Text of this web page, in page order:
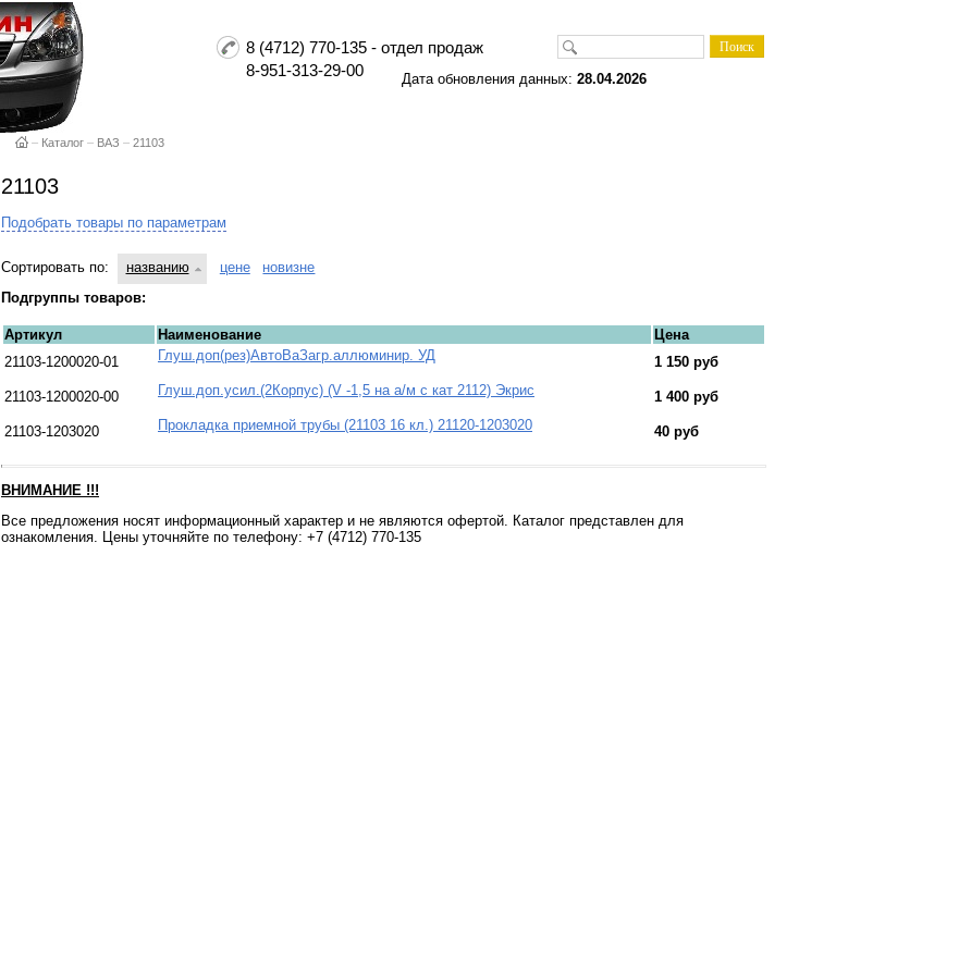
8 (4712) 770-135 - отдел продаж
8-951-313-29-00
Дата обновления данных: 28.04.2026
– Каталог – ВАЗ – 21103
21103
Подобрать товары по параметрам
Сортировать по: названию цене
новизне
Подгруппы товаров:
Артикул Наименование
Цена
21103-1200020-01
Глуш.доп(рез)АвтоВаЗагр.аллюминир. УД 1 150 руб
21103-1200020-00 Глуш.доп.усил.(2Корпус) (V -1,5 на а/м с кат 2112) Экрис 1 400 руб
21103-1203020 Прокладка приемной трубы (21103 16 кл.) 21120-1203020 40 руб
ВНИМАНИЕ !!!
Все предложения носят информационный характер и не являются офертой. Каталог представлен для
ознакомления. Цены уточняйте по телефону: +7 (4712) 770-135